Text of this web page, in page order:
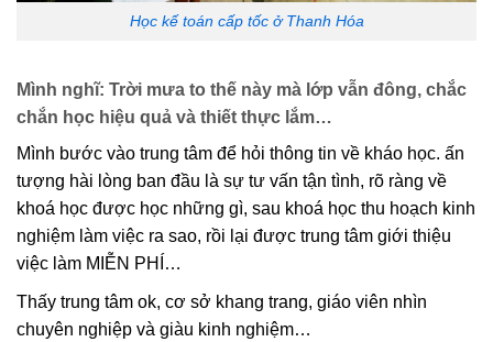
Học kế toán cấp tốc ở Thanh Hóa
Mình nghĩ: Trời mưa to thế này mà lớp vẫn đông, chắc
chắn học hiệu quả và thiết thực lắm…
Mình bước vào trung tâm để hỏi thông tin về kháo học. ấn
tượng hài lòng ban đầu là sự tư vấn tận tình, rõ ràng về
khoá học được học những gì, sau khoá học thu hoạch kinh
nghiệm làm việc ra sao, rồi lại được trung tâm giới thiệu
việc làm MIỄN PHÍ…
Thấy trung tâm ok, cơ sở khang trang, giáo viên nhìn
chuyên nghiệp và giàu kinh nghiệm…